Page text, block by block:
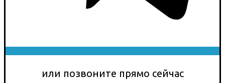
или позвоните прямо сейчас